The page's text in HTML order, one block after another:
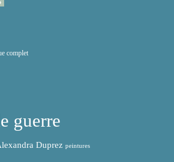
complet
guerre
Duprez peintures